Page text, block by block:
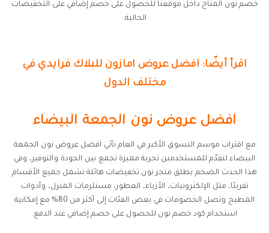
خصم نون المتاح داخل موقعنا للحصول على خصم إضافي على التخفيضات
الحالية.
اقرأ أيضًا: افضل عروض امازون للبلاك فرايدي في
مختلف الدول
افضل عروض نون الجمعة البيضاء
مع اقتراب موسم التسوق الأكبر في العام تأتي افضل عروض نون الجمعة
البيضاء لتقدّم للمستخدمين تجربة مميزة تجمع بين الجودة والتوفير، وفي
هذا الحدث الضخم يطلق متجر نون تخفيضات هائلة تشمل جميع الأقسام
تقريبًا، مثل الإلكترونيات، الأزياء، العطور، مستلزمات المنزل، وأدوات
المطبخ وتصل الخصومات في بعض الفئات إلى أكثر من 80% مع إمكانية
استخدام كود خصم نون للحصول على خصم إضافي عند الدفع.